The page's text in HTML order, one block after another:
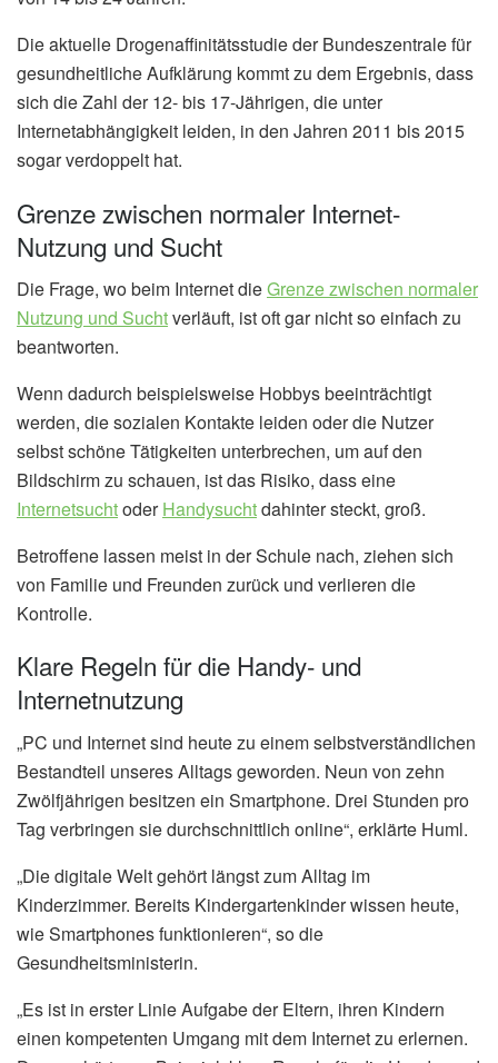
Die aktuelle Drogenaffinitätsstudie der Bundeszentrale für
gesundheitliche Aufklärung kommt zu dem Ergebnis, dass
sich die Zahl der 12- bis 17-Jährigen, die unter
Internetabhängigkeit leiden, in den Jahren 2011 bis 2015
sogar verdoppelt hat.
Grenze zwischen normaler Internet-
Nutzung und Sucht
Die Frage, wo beim Internet dieGrenze zwischen normaler
Nutzung und Suchtverläuft, ist oft gar nicht so einfach zu
beantworten.
Wenn dadurch beispielsweise Hobbys beeinträchtigt
werden, die sozialen Kontakte leiden oder die Nutzer
selbst schöne Tätigkeiten unterbrechen, um auf den
Bildschirm zu schauen, ist das Risiko, dass eine
InternetsuchtoderHandysuchtdahinter steckt, groß.
Betroffene lassen meist in der Schule nach, ziehen sich
von Familie und Freunden zurück und verlieren die
Kontrolle.
Klare Regeln für die Handy- und
Internetnutzung
„PC und Internet sind heute zu einem selbstverständlichen
Bestandteil unseres Alltags geworden. Neun von zehn
Zwölfjährigen besitzen ein Smartphone. Drei Stunden pro
Tag verbringen sie durchschnittlich online“, erklärte Huml.
„Die digitale Welt gehört längst zum Alltag im
Kinderzimmer. Bereits Kindergartenkinder wissen heute,
wie Smartphones funktionieren“, so die
Gesundheitsministerin.
„Es ist in erster Linie Aufgabe der Eltern, ihren Kindern
einen kompetenten Umgang mit dem Internet zu erlernen.